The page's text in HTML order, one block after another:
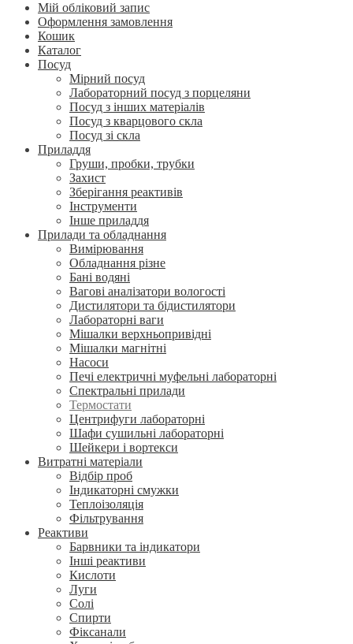
Мій обліковий запис
Оформлення замовлення
Кошик
Каталог
Посуд
Мірний посуд
Лабораторний посуд з порцеляни
Посуд з інших матеріалів
Посуд з кварцового скла
Посуд зі скла
Приладдя
Груши, пробки, трубки
Захист
Зберігання реактивів
Інструменти
Інше приладдя
Прилади та обладнання
Вимірювання
Обладнання різне
Бані водяні
Вагові аналізатори вологості
Дистилятори та бідистилятори
Лабораторні ваги
Мішалки верхньопривідні
Мішалки магнітні
Насоси
Печі електричні муфельні лабораторні
Спектральні прилади
Термостати
Центрифуги лабораторні
Шафи сушильні лабораторні
Шейкери і вортекси
Витратні матеріали
Відбір проб
Індикаторні смужки
Теплоізоляція
Фільтрування
Реактиви
Барвники та індикатори
Інші реактиви
Кислоти
Луги
Солі
Спирти
Фіксанали